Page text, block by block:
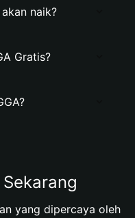
naik?
Gratis?
yang dipercaya oleh